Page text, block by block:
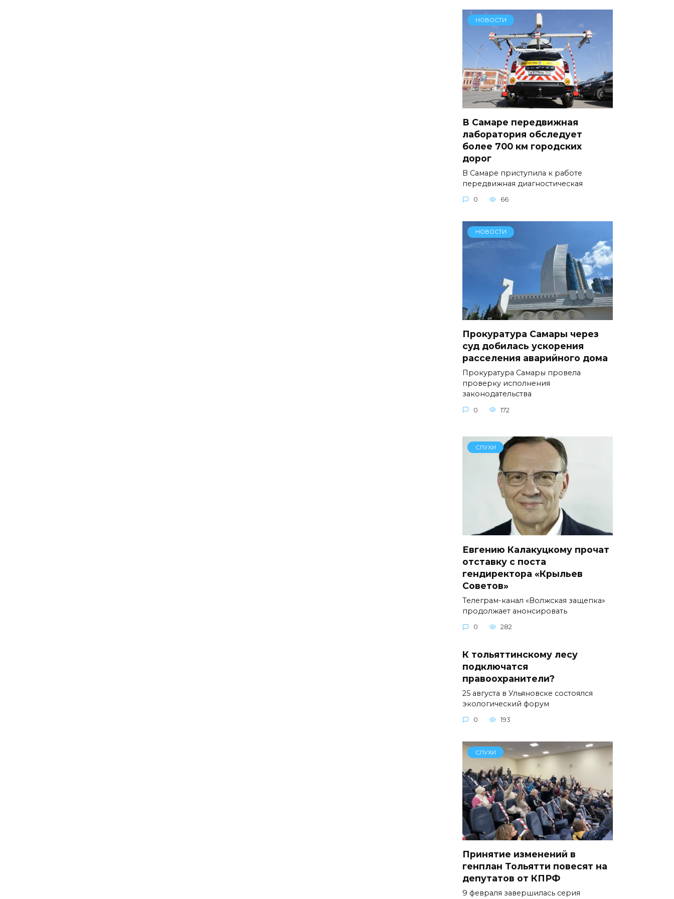
НОВОСТИ
В Самаре передвижная
лаборатория обследует
более 700 км городских
дорог
В Самаре приступила к работе
передвижная диагностическая
0 66
НОВОСТИ
Прокуратура Самары через
суд добилась ускорения
расселения аварийного дома
Прокуратура Самары провела
проверку исполнения
законодательства
0 172
СЛУХИ
Евгению Калакуцкому прочат
отставку с поста
гендиректора «Крыльев
Советов»
Телеграм-канал «Волжская защепка»
продолжает анонсировать
0 282
К тольяттинскому лесу
подключатся
правоохранители?
25 августа в Ульяновске состоялся
экологический форум
0 193
СЛУХИ
Принятие изменений в
генплан Тольятти повесят на
депутатов от КПРФ
9 февраля завершилась серия